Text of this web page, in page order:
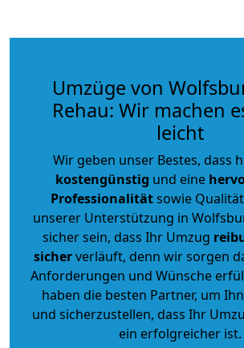
Umzüge von
Rehau: Wir machen
leicht
Wir geben unser Bestes, dass
kostengünstig und eine
Professionalitätsowie
unserer Unterstützung in
sicher sein, dass Ihr Umzug
sicherverläuft, denn wir sorgen
Anforderungen und Wünsche
haben die besten Partner, um
und sicherzustellen, dass Ihr
ein erfolgreicher ist.